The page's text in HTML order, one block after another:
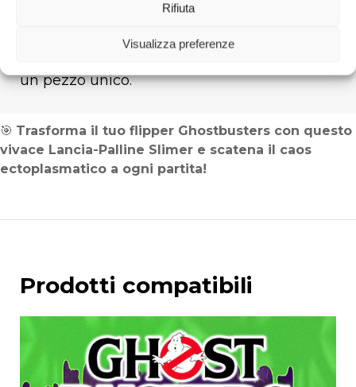
Rifiuta
Visualizza preferenze
colori e finiture possono variare
un pezzo unico.
🎯 Trasforma il tuo flipper Ghostbusters con questo
vivace Lancia-Palline Slimer e scatena il caos
ectoplasmatico a ogni partita!
Prodotti compatibili